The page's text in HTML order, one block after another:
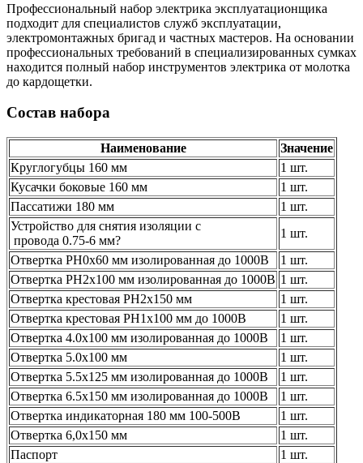
Профессиональный набор электрика эксплуатационщика
подходит для специалистов служб эксплуатации,
электромонтажных бригад и частных мастеров. На основании
профессиональных требований в специализированных сумках
находится полный набор инструментов электрика от молотка
до кардощетки.
Состав набора
Наименование
Значение
Круглогубцы 160 мм
1 шт.
Кусачки боковые 160 мм
1 шт.
Пассатижи 180 мм
1 шт.
Устройство для снятия изоляции с
провода 0.75-6 мм?
1 шт.
Отвертка PH0x60 мм изолированная до 1000В
1 шт.
Отвертка PH2x100 мм изолированная до 1000В 1 шт.
Отвертка крестовая РН2х150 мм
1 шт.
Отвертка крестовая PH1х100 мм до 1000В
1 шт.
Отвертка 4.0x100 мм изолированная до 1000В
1 шт.
Отвертка 5.0x100 мм
1 шт.
Отвертка 5.5x125 мм изолированная до 1000В
1 шт.
Отвертка 6.5x150 мм изолированная до 1000В
1 шт.
Отвертка индикаторная 180 мм 100-500В
1 шт.
Отвертка 6,0х150 мм
1 шт.
Паспорт
1 шт.